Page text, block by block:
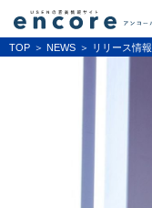
TOP NEWS リリース情報